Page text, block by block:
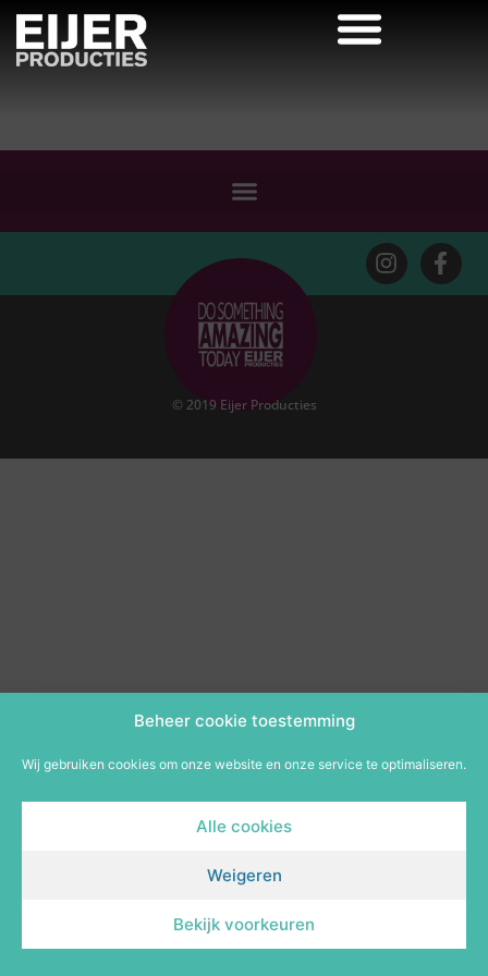
Beheer cookie toestemming
Wij gebruiken cookies om onze website en onze service te optimaliseren.
Alle cookies
Weigeren
Bekijk voorkeuren
© 2019 Eijer Producties